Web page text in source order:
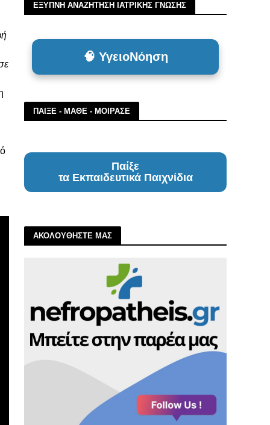
ΕΞΥΠΝΗ ΑΝΑΖΗΤΗΣΗ ΙΑΤΡΙΚΗΣ ΓΝΩΣΗΣ
🧠 ΥγειοΝόηση
ΠΑΙΞΕ - ΜΑΘΕ - ΜΟΙΡΑΣΕ
Παίξε
τα Εκπαιδευτικά Παιχνίδια
ΑΚΟΛΟΥΘΗΣΤΕ ΜΑΣ